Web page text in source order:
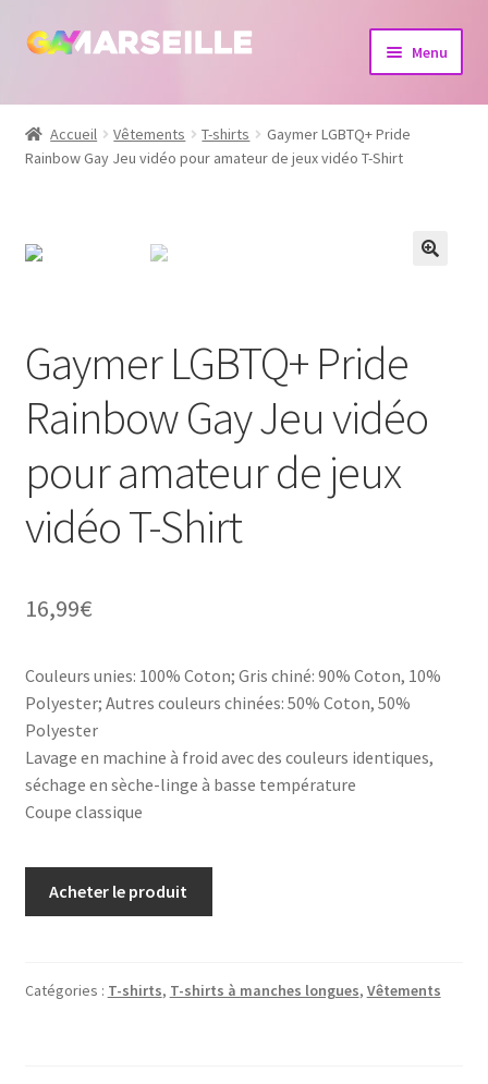
Aller
navigation
Aller
Menu
Boutique
Bijoux
Accueil Vêtements T-shirts
Gaymer LGBTQ+ Pride
Rainbow Gay Jeu vidéo pour amateur de jeux vidéo T-Shirt
Gaymer LGBTQ+ Pride
Rainbow Gay Jeu vidéo
pour amateur de jeux
vidéo T-Shirt
16,99€
Couleurs unies: 100% Coton; Gris chiné: 90% Coton, 10%
Polyester; Autres couleurs chinées: 50% Coton, 50%
Polyester
Lavage en machine à froid avec des couleurs identiques,
séchage en sèche-linge à basse température
Coupe classique
Acheter le produit
Catégories : T-shirts, T-shirts à manches longues, Vêtements